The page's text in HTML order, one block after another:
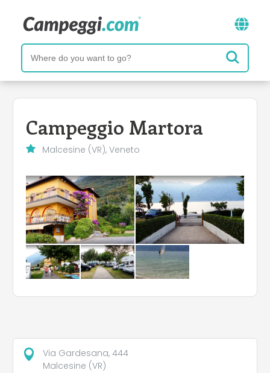
Campeggio Martora
Malcesine (VR), Veneto
Via Gardesana, 444
Malcesine (VR)